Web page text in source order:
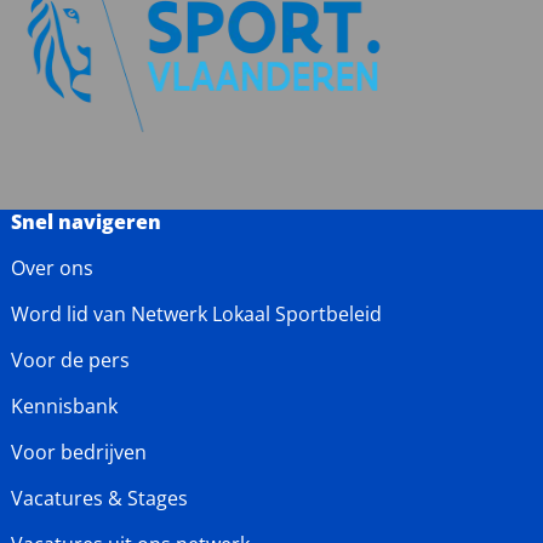
Snel navigeren
Over ons
Word lid van Netwerk Lokaal Sportbeleid
Voor de pers
Kennisbank
Voor bedrijven
Vacatures & Stages